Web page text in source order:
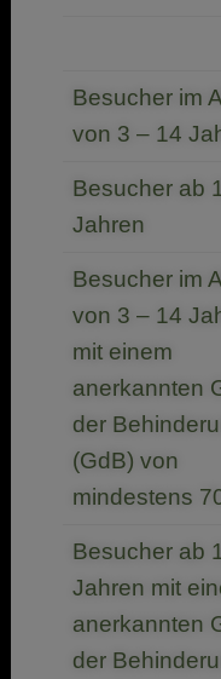
Besucher im
von 3 – 14
Besucher ab
Jahren
Besucher im
von 3 – 14
mit einem
anerkannten
der
(GdB) von
mindestens
Besucher ab
Jahren mit
anerkannten
der